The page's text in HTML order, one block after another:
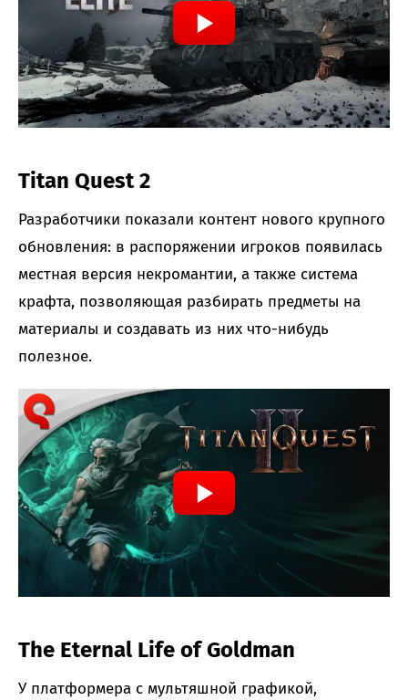
Titan Quest 2
Разработчики показали контент нового крупного
обновления: в распоряжении игроков появилась
местная версия некромантии, а также система
крафта, позволяющая разбирать предметы на
материалы и создавать из них что-нибудь
полезное.
The Eternal Life of Goldman
У платформера с мультяшной графикой,